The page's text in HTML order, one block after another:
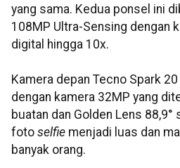
yang sama. Kedua ponsel ini
108MP Ultra-Sensing dengan
digital hingga 10x.
Kamera depan Tecno Spark
dengan kamera 32MP yang
buatan dan Golden Lens
foto selfie menjadi luas dan
banyak orang.